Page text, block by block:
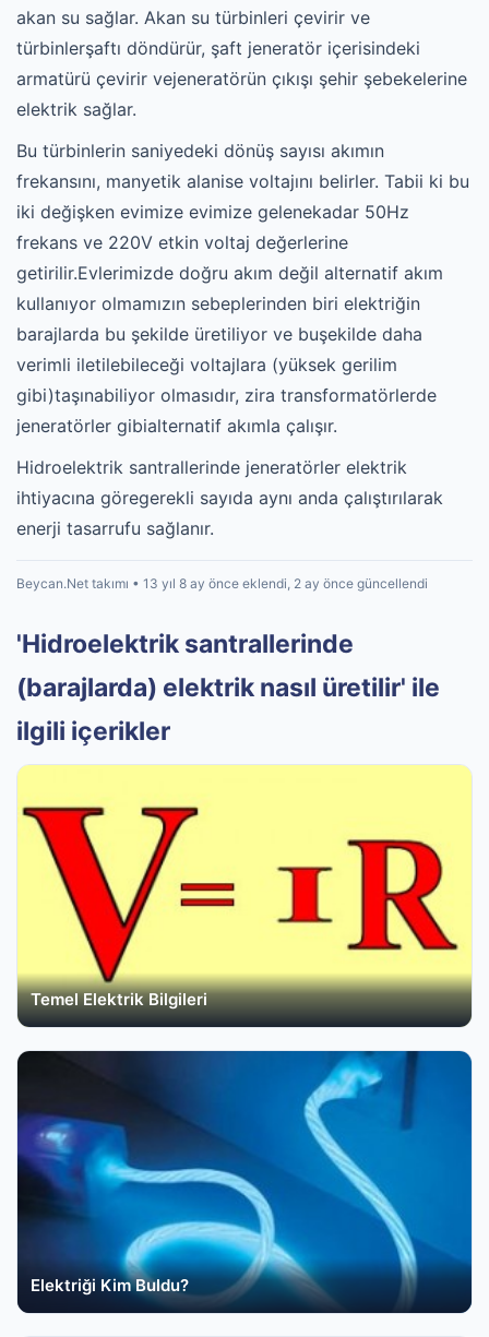
akan su sağlar. Akan su türbinleri çevirir ve
türbinlerşaftı döndürür, şaft jeneratör içerisindeki
armatürü çevirir vejeneratörün çıkışı şehir şebekelerine
elektrik sağlar.
Bu türbinlerin saniyedeki dönüş sayısı akımın
frekansını, manyetik alanise voltajını belirler. Tabii ki bu
iki değişken evimize evimize gelenekadar 50Hz
frekans ve 220V etkin voltaj değerlerine
getirilir.Evlerimizde doğru akım değil alternatif akım
kullanıyor olmamızın sebeplerinden biri elektriğin
barajlarda bu şekilde üretiliyor ve buşekilde daha
verimli iletilebileceği voltajlara (yüksek gerilim
gibi)taşınabiliyor olmasıdır, zira transformatörlerde
jeneratörler gibialternatif akımla çalışır.
Hidroelektrik santrallerinde jeneratörler elektrik
ihtiyacına göregerekli sayıda aynı anda çalıştırılarak
enerji tasarrufu sağlanır.
Beycan.Net takımı • 13 yıl 8 ay önce eklendi, 2 ay önce güncellendi
'Hidroelektrik santrallerinde
(barajlarda) elektrik nasıl üretilir' ile
ilgili içerikler
Temel Elektrik Bilgileri
Elektriği Kim Buldu?